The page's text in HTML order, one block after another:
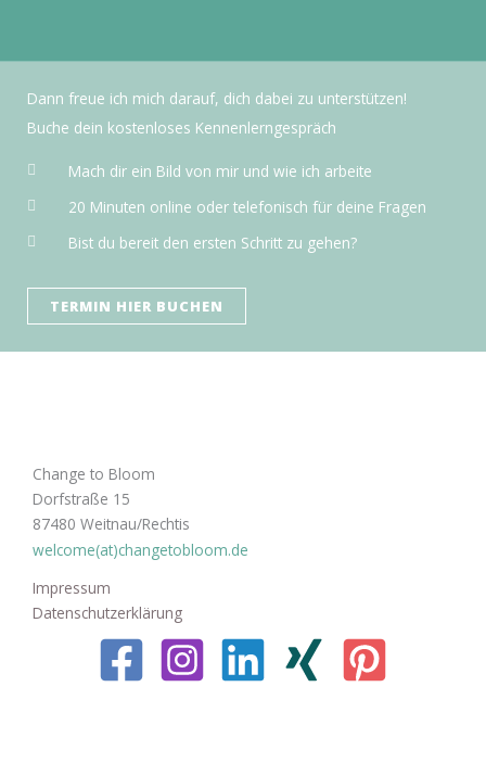
Dann freue ich mich darauf, dich dabei zu unterstützen!
Buche dein kostenloses Kennenlerngespräch
Mach dir ein Bild von mir und wie ich arbeite
20 Minuten online oder telefonisch für deine Fragen
Bist du bereit den ersten Schritt zu gehen?
TERMIN HIER BUCHEN
Change to Bloom
Dorfstraße 15
87480 Weitnau/Rechtis
welcome(at)changetobloom.de
Impressum
Datenschutzerklärung